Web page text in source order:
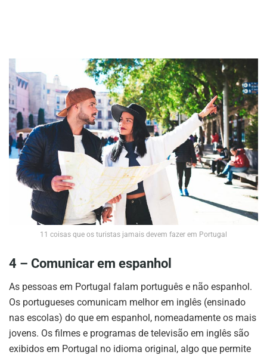
11 coisas que os turistas jamais devem fazer em Portugal
4 – Comunicar em espanhol
As pessoas em Portugal falam português e não espanhol.
Os portugueses comunicam melhor em inglês (ensinado
nas escolas) do que em espanhol, nomeadamente os mais
jovens. Os filmes e programas de televisão em inglês são
exibidos em Portugal no idioma original, algo que permite